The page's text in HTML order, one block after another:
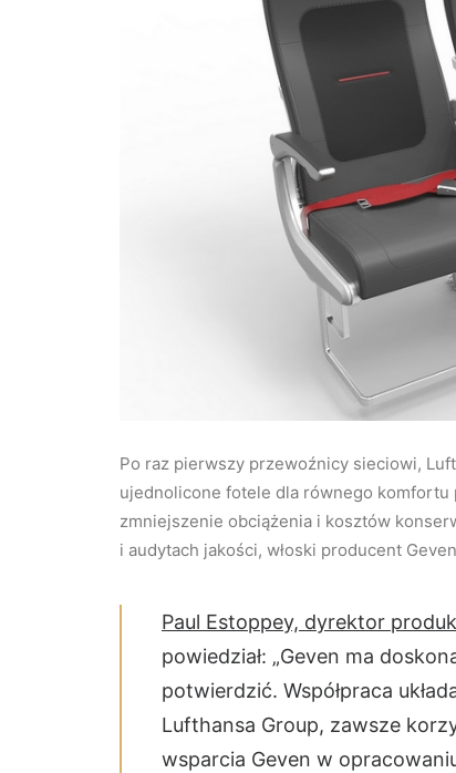
Po raz pierwszy przewoźnicy sieciowi,
ujednolicone fotele dla równego komfortu
zmniejszenie obciążenia i kosztów
i audytach jakości, włoski producent
Paul Estoppey, dyrektor
powiedział: „Geven ma
potwierdzić. Współpraca
Lufthansa Group, zawsze
wsparcia Geven w